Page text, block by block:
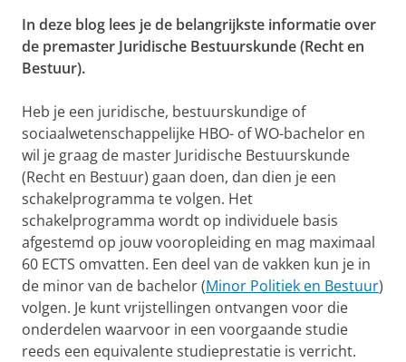
In deze blog lees je de belangrijkste informatie over
de premaster Juridische Bestuurskunde (Recht en
Bestuur).
Heb je een juridische, bestuurskundige of
sociaalwetenschappelijke HBO- of WO-bachelor en
wil je graag de master Juridische Bestuurskunde
(Recht en Bestuur) gaan doen, dan dien je een
schakelprogramma te volgen. Het
schakelprogramma wordt op individuele basis
afgestemd op jouw vooropleiding en mag maximaal
60 ECTS omvatten. Een deel van de vakken kun je in
de minor van de bachelor (Minor Politiek en Bestuur)
volgen. Je kunt vrijstellingen ontvangen voor die
onderdelen waarvoor in een voorgaande studie
reeds een equivalente studieprestatie is verricht.